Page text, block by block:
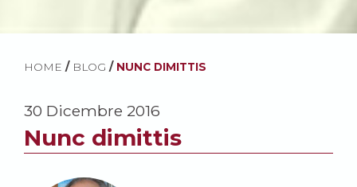
HOME / BLOG / NUNC DIMITTIS
30 Dicembre 2016
Nunc dimittis